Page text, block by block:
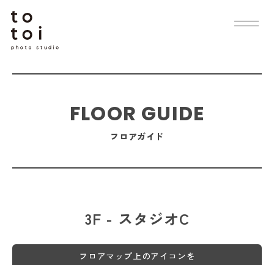
FLOOR GUIDE
フロアガイド
3F - スタジオC
フロアマップ上のアイコンを